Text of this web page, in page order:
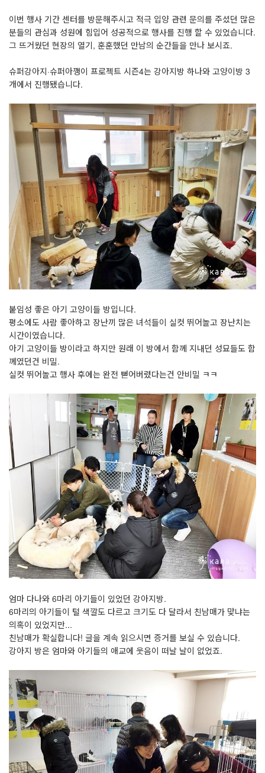
이번 행사 기간 센터를 방문해주시고 적극 입양 관련 문의를 주셨던 많은
분들의 관심과 성원에 힘입어 성공적으로 행사를 진행 할 수 있었습니다.
그 뜨거웠던 현장의 열기, 훈훈했던 만남의 순간들을 만나 보시죠.
슈퍼강아지·슈퍼아깽이 프로젝트 시즌4는 강아지방 하나와 고양이방 3
개에서 진행됐습니다.
붙임성 좋은 아기 고양이들 방입니다.
평소에도 사람 좋아하고 장난끼 많은 녀석들이 실컷 뛰어놀고 장난치는
시간이였습니다.
아기 고양이들 방이라고 하지만 원래 이 방에서 함께 지내던 성묘들도 함
께였던건 비밀.
실컷 뛰어놀고 행사 후에는 완전 뻗어버렸다는건 안비밀 ㅋㅋ
엄마 다나와 6마리 아기들이 있었던 강아지방.
6마리의 아기들이 털 색깔도 다르고 크기도 다 달라서 친남매가 맞냐는
의혹이 있었지만...
친남매가 확실합니다! 글을 계속 읽으시면 증거를 보실 수 있습니다.
강아지 방은 엄마와 아기들의 애교에 웃음이 떠날 날이 없었죠.